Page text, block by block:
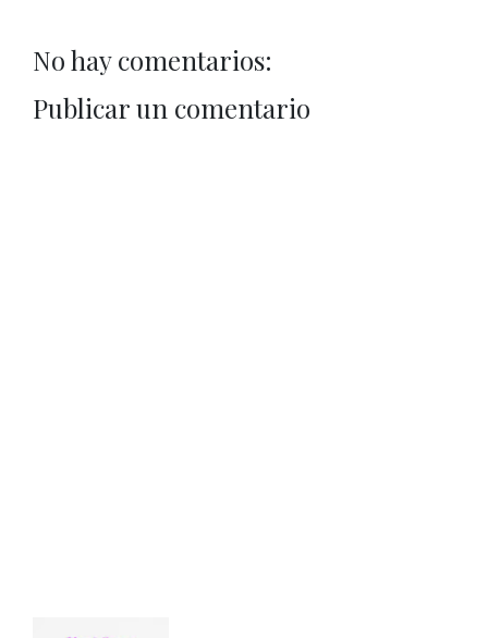
No hay comentarios:
Publicar un comentario